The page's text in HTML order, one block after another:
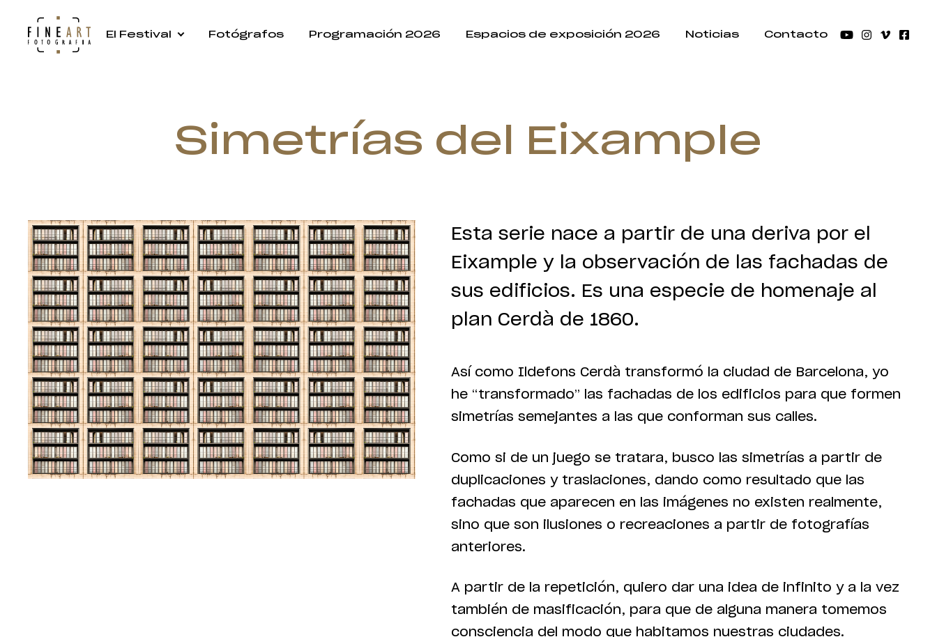
El Festival Fotógrafos Programación 2026 Espacios de exposición 2026 Noticias Contacto
Simetrías del Eixample
Esta serie nace a partir de una deriva por el
Eixample y la observación de las fachadas de
sus edificios. Es una especie de homenaje al
plan Cerdà de 1860.
Así como Ildefons Cerdà transformó la ciudad de Barcelona, yo
he “transformado” las fachadas de los edificios para que formen
simetrías semejantes a las que conforman sus calles.
Como si de un juego se tratara, busco las simetrías a partir de
duplicaciones y traslaciones, dando como resultado que las
fachadas que aparecen en las imágenes no existen realmente,
sino que son ilusiones o recreaciones a partir de fotografías
anteriores.
A partir de la repetición, quiero dar una idea de infinito y a la vez
también de masificación, para que de alguna manera tomemos
consciencia del modo que habitamos nuestras ciudades.